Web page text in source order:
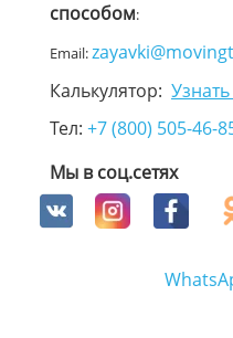
способом:
Email:
Калькулятор:
Тел: +7 (800) 505-46-
Мы в соц.сетях